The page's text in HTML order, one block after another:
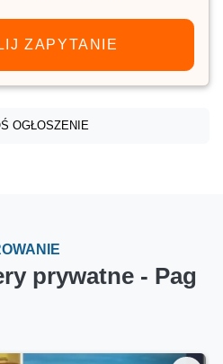
ZAPYTANIE
OGŁOSZENIE
prywatne - Pag